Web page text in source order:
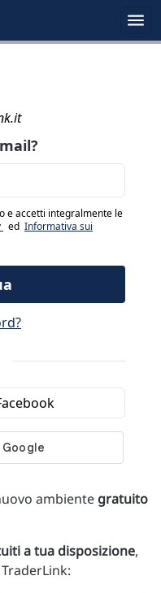
ambiente gratuito
a tua disposizione,